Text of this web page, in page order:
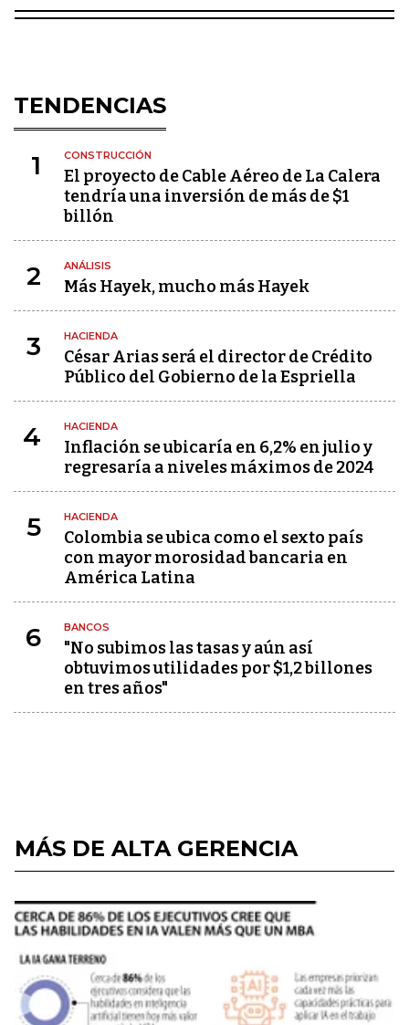
TENDENCIAS
1 CONSTRUCCIÓN
El proyecto de Cable Aéreo de La Calera
tendría una inversión de más de $1
billón
2 ANÁLISIS
Más Hayek, mucho más Hayek
3 HACIENDA
César Arias será el director de Crédito
Público del Gobierno de la Espriella
4 HACIENDA
Inflación se ubicaría en 6,2% en julio y
regresaría a niveles máximos de 2024
5 HACIENDA
Colombia se ubica como el sexto país
con mayor morosidad bancaria en
América Latina
6 BANCOS
"No subimos las tasas y aún así
obtuvimos utilidades por $1,2 billones
en tres años"
MÁS DE ALTA GERENCIA